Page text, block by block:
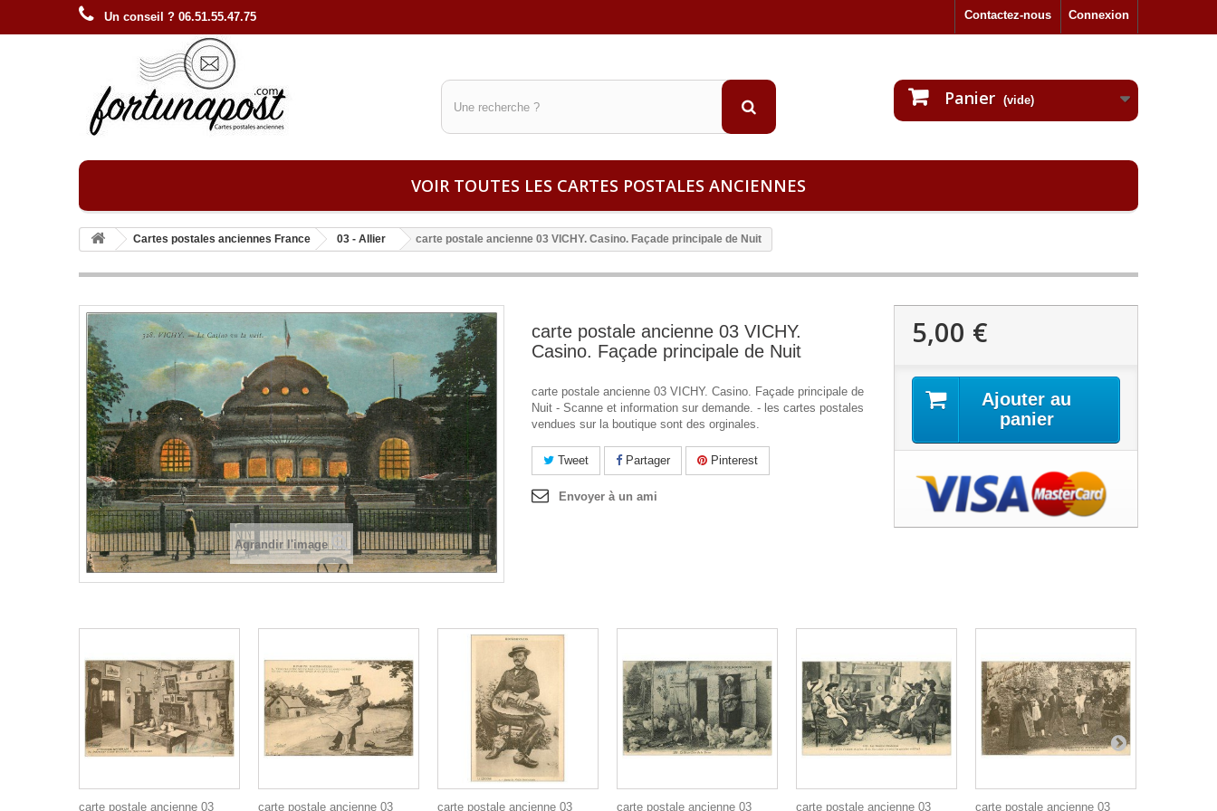
Connexion
Contactez-nous
Un conseil ? 06.51.55.47.75
Panier (vide)
VOIR TOUTES LES CARTES POSTALES ANCIENNES
Cartes postales anciennes France 03 - Allier carte postale ancienne 03 VICHY. Casino. Façade principale de Nuit
Agrandir l'image
carte postale ancienne 03 VICHY.
Casino. Façade principale de Nuit
carte postale ancienne 03 VICHY. Casino. Façade principale de
Nuit - Scanne et information sur demande. - les cartes postales
vendues sur la boutique sont des orginales.
Tweet Partager Pinterest
Envoyer à un ami
5,00 €
Ajouter au
panier
carte postale ancienne 03
carte postale ancienne 03
carte postale ancienne 03
carte postale ancienne 03
carte postale ancienne 03
carte postale ancienne 03